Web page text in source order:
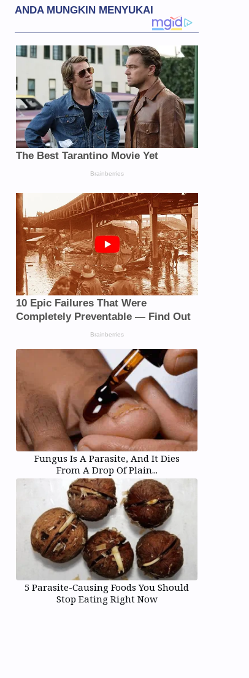
Fungus Is A Parasite, And It Dies
From A Drop Of Plain...
5 Parasite-Causing Foods You Should
Stop Eating Right Now